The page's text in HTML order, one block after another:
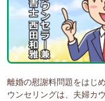
離婚の慰謝料問題をはじ
ウンセリングは、夫婦カ